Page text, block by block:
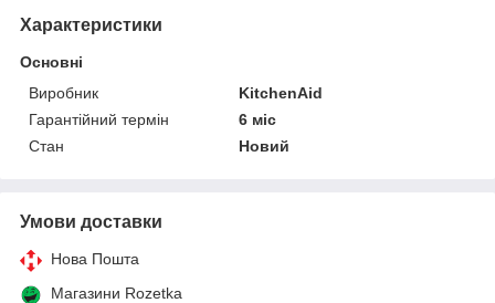
Характеристики
Основні
Виробник
KitchenAid
Гарантійний термін
6 міс
Стан
Новий
Умови доставки
Нова Пошта
Магазини Rozetka